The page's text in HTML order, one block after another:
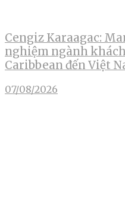
Cengiz Karaagac:
nghiệm ngành
Caribbean đến Việt
07/08/2026